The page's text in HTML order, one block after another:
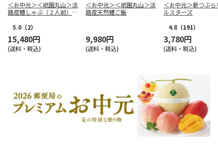
＜お中元＞＜祇園丸山＞淡
路産鱧しゃぶ（２人前）と
5.0 （2）
15,480円
(送料・税込)
＜お中元＞＜祇園丸山＞淡
路産天然鱧ご飯
9,980円
(送料・税込)
＜お中元＞新つぶら
ルスターズ
4.8 （191）
3,780円
(送料・税込)